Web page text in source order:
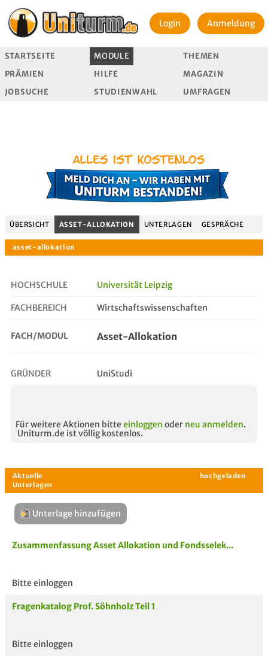
Login Anmeldung
STARTSEITE MODULE
THEMEN
PRÄMIEN
HILFE
MAGAZIN
JOBSUCHE
STUDIENWAHL UMFRAGEN
ÜBERSICHT ASSET-ALLOKATION UNTERLAGEN GESPRÄCHE
asset-allokation
HOCHSCHULE Universität Leipzig
FACHBEREICH Wirtschaftswissenschaften
FACH/MODUL Asset-Allokation
GRÜNDER UniStudi
Für weitere Aktionen bitte einloggen oder neu anmelden.
Uniturm.de ist völlig kostenlos.
Unterlagen
Unterlage hinzufügen
Zusammenfassung Asset Allokation und Fondsselek...
Bitte einloggen
Fragenkatalog Prof. Söhnholz Teil 1
Bitte einloggen